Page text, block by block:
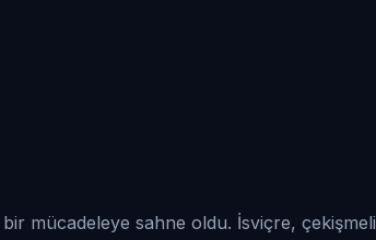
mücadeleye sahne oldu. İsviçre, çekişmeli